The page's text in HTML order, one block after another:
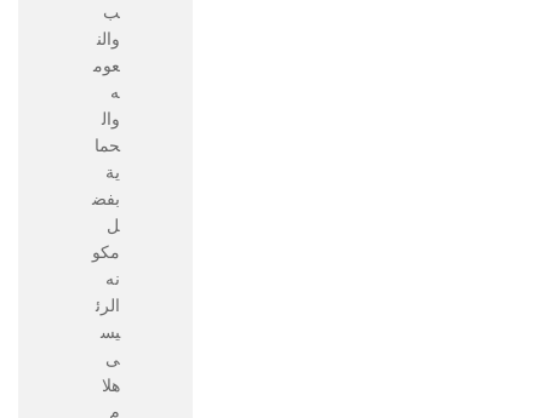
ب
والن
عوم
ه
وال
حما
ية
بفض
ل
مكو
نه
الرئ
يس
ى
هلا
م